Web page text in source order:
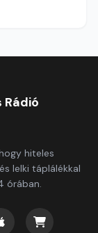
hiteles
lelki táplálékkal
órában.